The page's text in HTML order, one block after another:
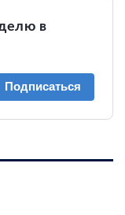
в
Подписаться